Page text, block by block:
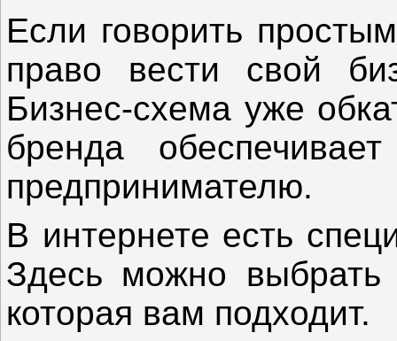
Если говорить
право вести свой
Бизнес-схема уже
бренда
предпринимателю.
В интернете есть
Здесь можно
которая вам подходит.